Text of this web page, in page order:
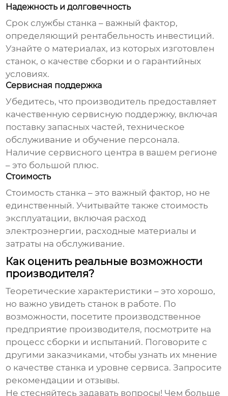
Надежность и долговечность
Срок службы станка – важный фактор,
определяющий рентабельность инвестиций.
Узнайте о материалах, из которых изготовлен
станок, о качестве сборки и о гарантийных
условиях.
Сервисная поддержка
Убедитесь, что производитель предоставляет
качественную сервисную поддержку, включая
поставку запасных частей, техническое
обслуживание и обучение персонала.
Наличие сервисного центра в вашем регионе
– это большой плюс.
Стоимость
Стоимость станка – это важный фактор, но не
единственный. Учитывайте также стоимость
эксплуатации, включая расход
электроэнергии, расходные материалы и
затраты на обслуживание.
Как оценить реальные возможности
производителя?
Теоретические характеристики – это хорошо,
но важно увидеть станок в работе. По
возможности, посетите производственное
предприятие производителя, посмотрите на
процесс сборки и испытаний. Поговорите с
другими заказчиками, чтобы узнать их мнение
о качестве станка и уровне сервиса. Запросите
рекомендации и отзывы.
Не стесняйтесь задавать вопросы! Чем больше